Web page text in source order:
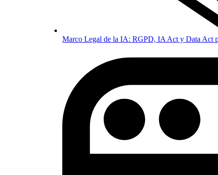
Marco Legal de la IA: RGPD, IA Act y Data Act